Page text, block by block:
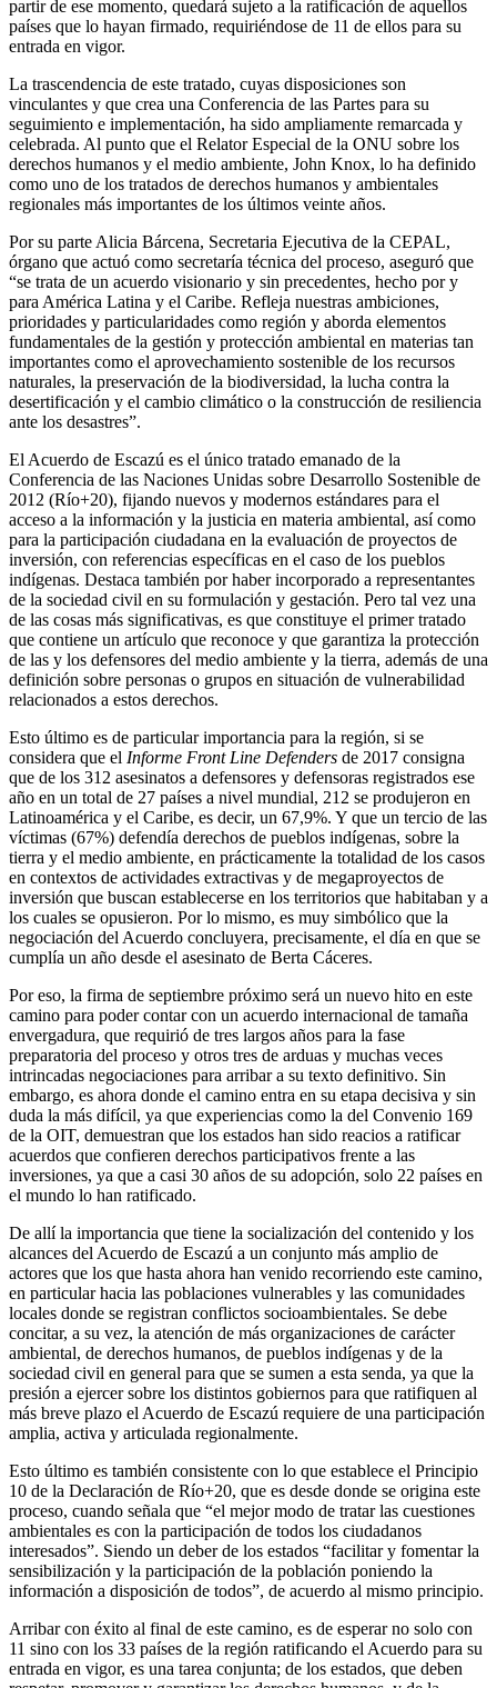
partir de ese momento, quedará sujeto a la ratificación de aquellos
países que lo hayan firmado, requiriéndose de 11 de ellos para su
entrada en vigor.
La trascendencia de este tratado, cuyas disposiciones son
vinculantes y que crea una Conferencia de las Partes para su
seguimiento e implementación, ha sido ampliamente remarcada y
celebrada. Al punto que el Relator Especial de la ONU sobre los
derechos humanos y el medio ambiente, John Knox, lo ha definido
como uno de los tratados de derechos humanos y ambientales
regionales más importantes de los últimos veinte años.
Por su parte Alicia Bárcena, Secretaria Ejecutiva de la CEPAL,
órgano que actuó como secretaría técnica del proceso, aseguró que
“se trata de un acuerdo visionario y sin precedentes, hecho por y
para América Latina y el Caribe. Refleja nuestras ambiciones,
prioridades y particularidades como región y aborda elementos
fundamentales de la gestión y protección ambiental en materias tan
importantes como el aprovechamiento sostenible de los recursos
naturales, la preservación de la biodiversidad, la lucha contra la
desertificación y el cambio climático o la construcción de resiliencia
ante los desastres”.
El Acuerdo de Escazú es el único tratado emanado de la
Conferencia de las Naciones Unidas sobre Desarrollo Sostenible de
2012 (Río+20), fijando nuevos y modernos estándares para el
acceso a la información y la justicia en materia ambiental, así como
para la participación ciudadana en la evaluación de proyectos de
inversión, con referencias específicas en el caso de los pueblos
indígenas. Destaca también por haber incorporado a representantes
de la sociedad civil en su formulación y gestación. Pero tal vez una
de las cosas más significativas, es que constituye el primer tratado
que contiene un artículo que reconoce y que garantiza la protección
de las y los defensores del medio ambiente y la tierra, además de una
definición sobre personas o grupos en situación de vulnerabilidad
relacionados a estos derechos.
Esto último es de particular importancia para la región, si se
considera que el Informe Front Line Defenders de 2017 consigna
que de los 312 asesinatos a defensores y defensoras registrados ese
año en un total de 27 países a nivel mundial, 212 se produjeron en
Latinoamérica y el Caribe, es decir, un 67,9%. Y que un tercio de las
víctimas (67%) defendía derechos de pueblos indígenas, sobre la
tierra y el medio ambiente, en prácticamente la totalidad de los casos
en contextos de actividades extractivas y de megaproyectos de
inversión que buscan establecerse en los territorios que habitaban y a
los cuales se opusieron. Por lo mismo, es muy simbólico que la
negociación del Acuerdo concluyera, precisamente, el día en que se
cumplía un año desde el asesinato de Berta Cáceres.
Por eso, la firma de septiembre próximo será un nuevo hito en este
camino para poder contar con un acuerdo internacional de tamaña
envergadura, que requirió de tres largos años para la fase
preparatoria del proceso y otros tres de arduas y muchas veces
intrincadas negociaciones para arribar a su texto definitivo. Sin
embargo, es ahora donde el camino entra en su etapa decisiva y sin
duda la más difícil, ya que experiencias como la del Convenio 169
de la OIT, demuestran que los estados han sido reacios a ratificar
acuerdos que confieren derechos participativos frente a las
inversiones, ya que a casi 30 años de su adopción, solo 22 países en
el mundo lo han ratificado.
De allí la importancia que tiene la socialización del contenido y los
alcances del Acuerdo de Escazú a un conjunto más amplio de
actores que los que hasta ahora han venido recorriendo este camino,
en particular hacia las poblaciones vulnerables y las comunidades
locales donde se registran conflictos socioambientales. Se debe
concitar, a su vez, la atención de más organizaciones de carácter
ambiental, de derechos humanos, de pueblos indígenas y de la
sociedad civil en general para que se sumen a esta senda, ya que la
presión a ejercer sobre los distintos gobiernos para que ratifiquen al
más breve plazo el Acuerdo de Escazú requiere de una participación
amplia, activa y articulada regionalmente.
Esto último es también consistente con lo que establece el Principio
10 de la Declaración de Río+20, que es desde donde se origina este
proceso, cuando señala que “el mejor modo de tratar las cuestiones
ambientales es con la participación de todos los ciudadanos
interesados”. Siendo un deber de los estados “facilitar y fomentar la
sensibilización y la participación de la población poniendo la
información a disposición de todos”, de acuerdo al mismo principio.
Arribar con éxito al final de este camino, es de esperar no solo con
11 sino con los 33 países de la región ratificando el Acuerdo para su
entrada en vigor, es una tarea conjunta; de los estados, que deben